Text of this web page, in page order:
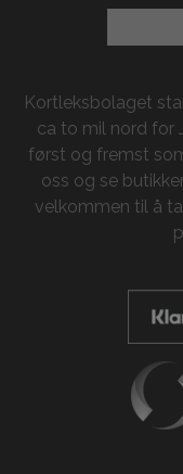
Kortleksbolaget
ca to mil nord for
først og fremst
oss og se
velkommen til å